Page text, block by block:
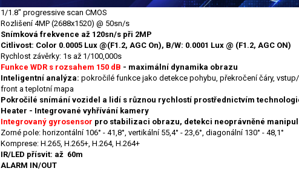
1/1.8" progressive scan CMOS
Rozlišení 4MP (2688x1520) @ 50sn/s
Snímková frekvence až 120sn/s při 2MP
Citlivost: Color 0.0005 Lux @(F1.2, AGC On), B/W: 0.0001 Lux @ (F1.2, AGC ON)
Rychlost závěrky: 1s až 1/100,000s
Funkce WDR s rozsahem 150 dB - maximální dynamika obrazu
Inteligentní analýza: pokročilé funkce jako detekce pohybu, překročení čáry,
front a teplotní mapa
Pokročilé snímání vozidel a lidí s různou rychlostí prostřednictvím
Heater - Integrované vyhřívání kamery
Integrovaný gyrosensor pro stabilizaci obrazu, detekci neoprávněné
Zorné pole: horizontální 106° - 41,8°, vertikální 55,4° - 23,6°, diagonální 130° - 48,1°
Komprese: H.265, H.265+, H.264, H.264+
IR/LED přísvit: až 60m
ALARM IN/OUT